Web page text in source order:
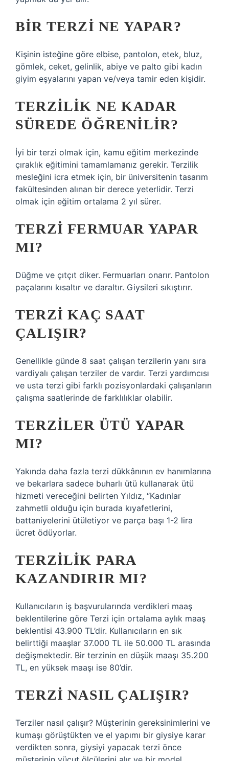
BIR TERZI NE YAPAR?
Kişinin isteğine göre elbise, pantolon, etek, bluz,
gömlek, ceket, gelinlik, abiye ve palto gibi kadın
giyim eşyalarını yapan ve/veya tamir eden kişidir.
TERZILIK NE KADAR
SÜREDE ÖĞRENILIR?
İyi bir terzi olmak için, kamu eğitim merkezinde
çıraklık eğitimini tamamlamanız gerekir. Terzilik
mesleğini icra etmek için, bir üniversitenin tasarım
fakültesinden alınan bir derece yeterlidir. Terzi
olmak için eğitim ortalama 2 yıl sürer.
TERZI FERMUAR YAPAR
MI?
Düğme ve çıtçıt diker. Fermuarları onarır. Pantolon
paçalarını kısaltır ve daraltır. Giysileri sıkıştırır.
TERZI KAÇ SAAT
ÇALIŞIR?
Genellikle günde 8 saat çalışan terzilerin yanı sıra
vardiyalı çalışan terziler de vardır. Terzi yardımcısı
ve usta terzi gibi farklı pozisyonlardaki çalışanların
çalışma saatlerinde de farklılıklar olabilir.
TERZILER ÜTÜ YAPAR
MI?
Yakında daha fazla terzi dükkânının ev hanımlarına
ve bekarlara sadece buharlı ütü kullanarak ütü
hizmeti vereceğini belirten Yıldız, “Kadınlar
zahmetli olduğu için burada kıyafetlerini,
battaniyelerini ütületiyor ve parça başı 1-2 lira
ücret ödüyorlar.
TERZILIK PARA
KAZANDIRIR MI?
Kullanıcıların iş başvurularında verdikleri maaş
beklentilerine göre Terzi için ortalama aylık maaş
beklentisi 43.900 TL’dir. Kullanıcıların en sık
belirttiği maaşlar 37.000 TL ile 50.000 TL arasında
değişmektedir. Bir terzinin en düşük maaşı 35.200
TL, en yüksek maaşı ise 80’dir.
TERZI NASIL ÇALIŞIR?
Terziler nasıl çalışır? Müşterinin gereksinimlerini ve
kumaşı görüştükten ve el yapımı bir giysiye karar
verdikten sonra, giysiyi yapacak terzi önce